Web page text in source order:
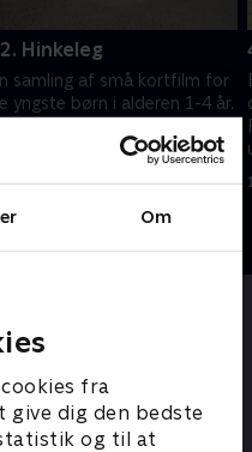
Om
fra
dig den bedste
og til at
Hinkeleg
samling af små kortfilm for
yngste børn i alderen 1-4 år.
februar 2024 • 2 min